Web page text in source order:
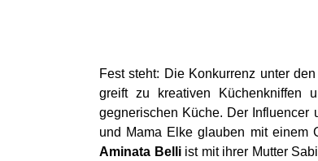
Fest steht: Die Konkurrenz unter
greift zu kreativen Küchenkniffen
gegnerischen Küche. Der Influencer
und Mama Elke glauben mit einem
Aminata Belliist mit ihrer Mutter